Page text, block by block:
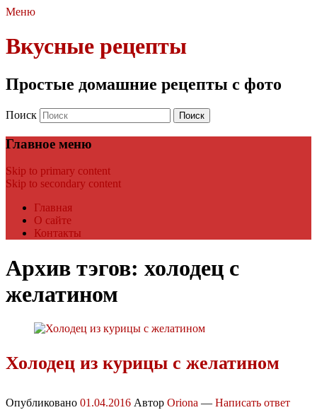
Меню
Вкусные рецепты
Простые домашние рецепты с фото
Поиск
Главное меню
Skip to primary content
Skip to secondary content
Главная
О сайте
Контакты
Архив тэгов: холодец с
желатином
Холодец из курицы с желатином
Опубликовано 01.04.2016 Автор Oriona — Написать ответ